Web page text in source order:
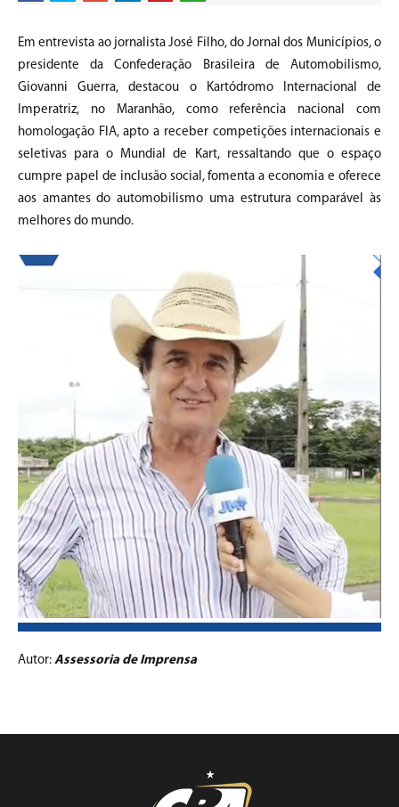
Em entrevista ao jornalistaJosé Filho, do Jornal dos Municípios, o
presidente daConfederação Brasileira de Automobilismo,
Giovanni Guerra, destacou o Kartódromo Internacional de
Imperatriz, no Maranhão, como referência nacional com
homologação FIA, apto a receber competições internacionais e
seletivas para o Mundial de Kart, ressaltando que o espaço
cumpre papel de inclusão social, fomenta a economia e oferece
aos amantes do automobilismo uma estrutura comparável às
melhores do mundo.
Autor: Assessoria de Imprensa